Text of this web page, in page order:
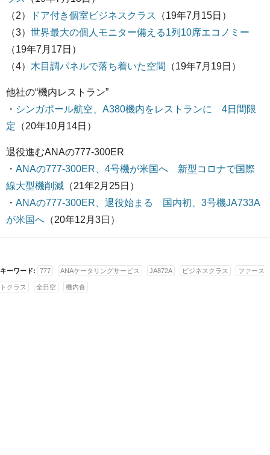
（2）
ドア付き個室ビジネスクラス
（19年7月15日）
（3） 世界最大の個人モニター備える1列10席エコノミー
（19年7月17日）
（4） 木目調パネルで落ち着いた空間 （19年7月19日）
他社の“機内レストラン”
・ シンガポール航空、A380機内をレストランに 4日間限
定 （20年10月14日）
退役進むANAの777-300ER
・ ANAの777-300ER、4号機が米国へ 新型コロナで国際
線大型機削減 （21年2月25日）
・ ANAの777-300ER、退役始まる 国内初、3号機JA733A
が米国へ （20年12月3日）
キーワード: 777 ANAケータリングサービス JA872A ビジネスクラス ファース
トクラス 全日空 機内食